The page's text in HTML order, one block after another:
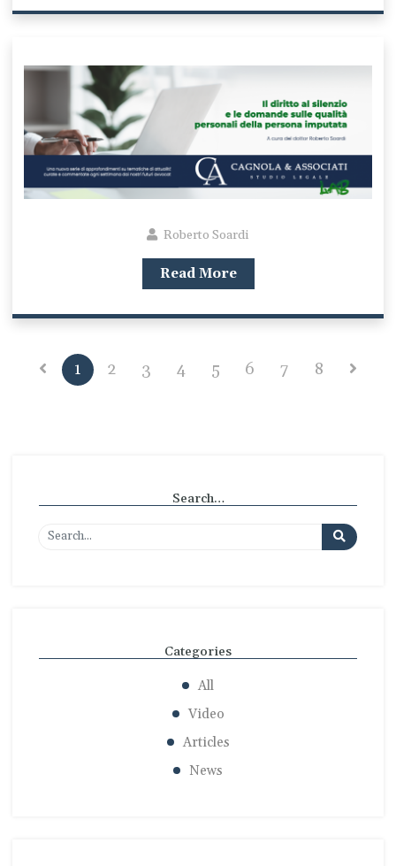
Roberto Soardi
Read More
1 2 3 4 5 6 7 8
Search…
Categories
All
Video
Articles
News